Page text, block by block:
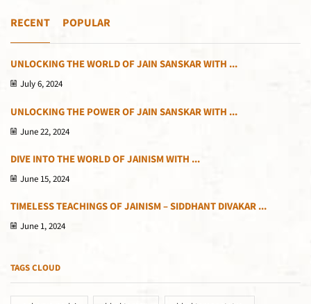
RECENT POPULAR
UNLOCKING THE WORLD OF JAIN SANSKAR WITH ...
July 6, 2024
UNLOCKING THE POWER OF JAIN SANSKAR WITH ...
June 22, 2024
DIVE INTO THE WORLD OF JAINISM WITH ...
June 15, 2024
TIMELESS TEACHINGS OF JAINISM – SIDDHANT DIVAKAR ...
June 1, 2024
TAGS CLOUD